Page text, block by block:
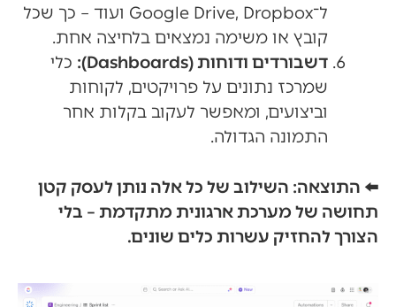
ל־Google Drive, Dropbox ועוד – כך שכל
קובץ או משימה נמצאים בלחיצה אחת.
דשבורדים ודוחות (Dashboards):
כלי
שמרכז נתונים על פרויקטים, לקוחות
וביצועים, ומאפשר לעקוב בקלות אחר
התמונה הגדולה.
⬅️ התוצאה: השילוב של כל אלה נותן לעסק קטן
תחושה של מערכת ארגונית מתקדמת – בלי
הצורך להחזיק עשרות כלים שונים.